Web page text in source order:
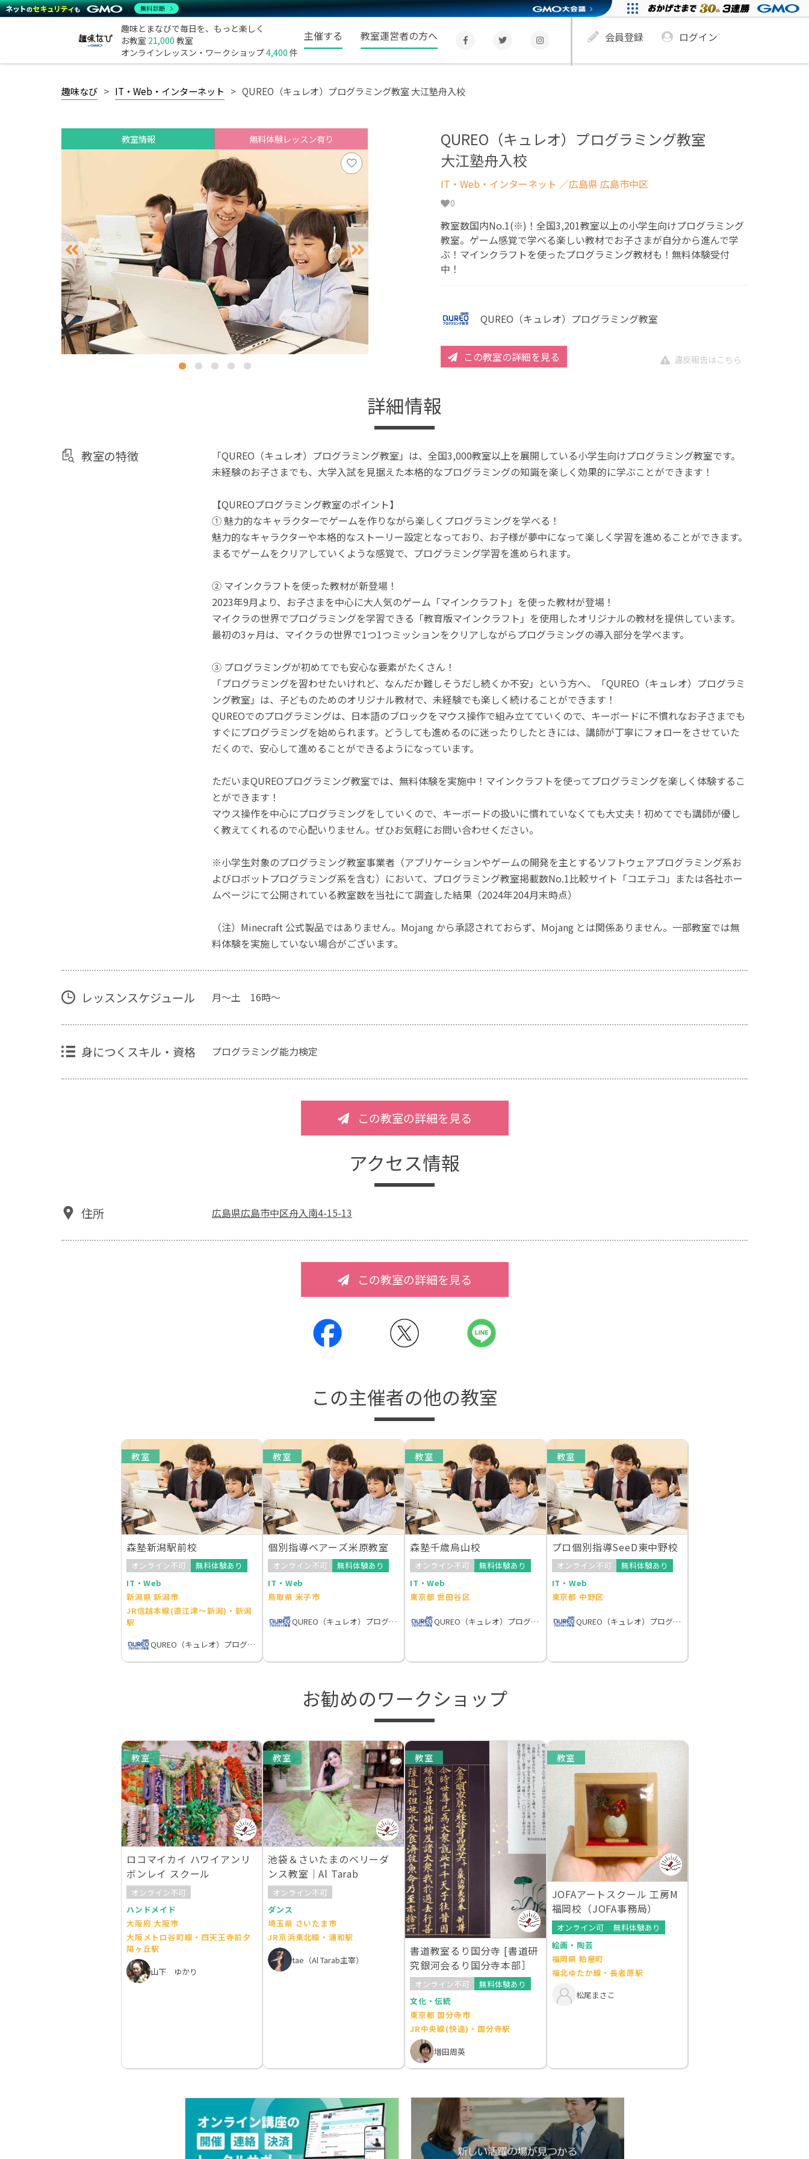
趣味とまなびで毎日を、もっと楽しく
お教室 21,000 教室
オンラインレッスン・ワークショップ4,400 件
主催する 教室運営者の方へ 会員登録 ログイン
趣味なび IT・Web・インターネット QUREO（キュレオ）プログラミング教室 大江塾舟入校
教室情報 無料体験レッスン有り
QUREO（キュレオ）プログラミング教室
大江塾舟入校
IT・Web・インターネット ／広島県 広島市中区
0
教室数国内No.1(※)！全国3,201教室以上の小学生向けプログラミング
教室。ゲーム感覚で学べる楽しい教材でお子さまが自分から進んで学
ぶ！マインクラフトを使ったプログラミング教材も！無料体験受付
中！
QUREO（キュレオ）プログラミング教室
この教室の詳細を見る 違反報告はこちら
詳細情報
教室の特徴
「QUREO（キュレオ）プログラミング教室」は、全国3,000教室以上を展開している小学生向けプログラミング教室です。
未経験のお子さまでも、大学入試を見据えた本格的なプログラミングの知識を楽しく効果的に学ぶことができます！
【QUREOプログラミング教室のポイント】
① 魅力的なキャラクターでゲームを作りながら楽しくプログラミングを学べる！
魅力的なキャラクターや本格的なストーリー設定となっており、お子様が夢中になって楽しく学習を進めることができます。
まるでゲームをクリアしていくような感覚で、プログラミング学習を進められます。
② マインクラフトを使った教材が新登場！
2023年9月より、お子さまを中心に大人気のゲーム「マインクラフト」を使った教材が登場！
マイクラの世界でプログラミングを学習できる「教育版マインクラフト」を使用したオリジナルの教材を提供しています。
最初の3ヶ月は、マイクラの世界で1つ1つミッションをクリアしながらプログラミングの導入部分を学べます。
③ プログラミングが初めてでも安心な要素がたくさん！
「プログラミングを習わせたいけれど、なんだか難しそうだし続くか不安」という方へ、「QUREO（キュレオ）プログラミ
ング教室」は、子どものためのオリジナル教材で、未経験でも楽しく続けることができます！
QUREOでのプログラミングは、日本語のブロックをマウス操作で組み立てていくので、キーボードに不慣れなお子さまでも
すぐにプログラミングを始められます。どうしても進めるのに迷ったりしたときには、講師が丁寧にフォローをさせていた
だくので、安心して進めることができるようになっています。
ただいまQUREOプログラミング教室では、無料体験を実施中！マインクラフトを使ってプログラミングを楽しく体験するこ
とができます！
マウス操作を中心にプログラミングをしていくので、キーボードの扱いに慣れていなくても大丈夫！初めてでも講師が優し
く教えてくれるので心配いりません。ぜひお気軽にお問い合わせください。
※小学生対象のプログラミング教室事業者（アプリケーションやゲームの開発を主とするソフトウェアプログラミング系お
よびロボットプログラミング系を含む）において、プログラミング教室掲載数No.1比較サイト「コエテコ」または各社ホー
ムページにて公開されている教室数を当社にて調査した結果（2024年204月末時点）
（注）Minecraft 公式製品ではありません。Mojang から承認されておらず、Mojang とは関係ありません。一部教室では無
料体験を実施していない場合がございます。
レッスンスケジュール 月～土 16時～
身につくスキル・資格 プログラミング能力検定
この教室の詳細を見る
アクセス情報
住所 広島県広島市中区舟入南4-15-13
この教室の詳細を見る
この主催者の他の教室
教室
森塾新潟駅前校
オンライン不可
無料体験あり
IT・Web
新潟県 新潟市
JR信越本線(直江津～新潟)・新潟
駅
QUREO（キュレオ）プログラミング教室
教室
個別指導ベアーズ米原教室
オンライン不可
無料体験あり
IT・Web
鳥取県 米子市
QUREO（キュレオ）プログラミング教室
教室
森塾千歳烏山校
オンライン不可
無料体験あり
IT・Web
東京都 世田谷区
QUREO（キュレオ）プログラミング教室
教室
プロ個別指導SeeD東中野校
オンライン不可
無料体験あり
IT・Web
東京都 中野区
QUREO（キュレオ）プログラミング教室
お勧めのワークショップ
教室
ロコマイカイ ハワイアンリ
ボンレイ スクール
オンライン不可
ハンドメイド
大阪府 大阪市
大阪メトロ谷町線・四天王寺前夕
陽ヶ丘駅
山下 ゆかり
教室
池袋＆さいたまのベリーダ
ンス教室｜Al Tarab
オンライン不可
ダンス
埼玉県 さいたま市
JR京浜東北線・浦和駅
tae（Al Tarab主宰）
教室
書道教室るり国分寺 [書道研
究銀河会るり国分寺本部］
オンライン不可
無料体験あり
文化・伝統
東京都 国分寺市
JR中央線(快速)・国分寺駅
増田周英
教室
JOFAアートスクール 工房M
福岡校（JOFA事務局）
オンライン可
無料体験あり
絵画・陶芸
福岡県 粕屋町
福北ゆたか線・長者原駅
松尾まさこ
無料診断